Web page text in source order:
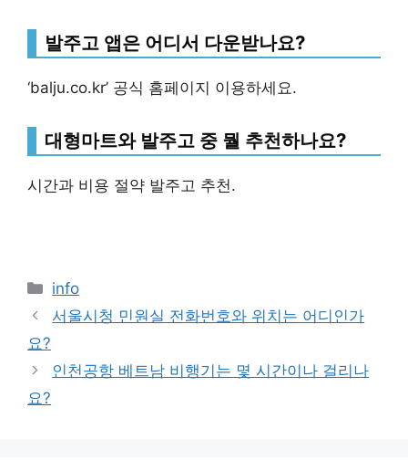
발주고 앱은 어디서 다운받나요?
‘balju.co.kr’ 공식 홈페이지 이용하세요.
대형마트와 발주고 중 뭘 추천하나요?
시간과 비용 절약 발주고 추천.
Categories
info
서울시청 민원실 전화번호와 위치는 어디인가
요?
인천공항 베트남 비행기는 몇 시간이나 걸리나
요?